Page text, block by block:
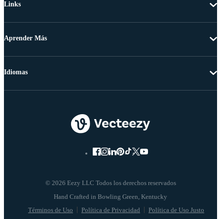
Links
Aprender Más
© 2026 Eezy LLC Todos los derechos reservados
Términos de Uso Política de Privacidad Política de Uso Justo
Idiomas